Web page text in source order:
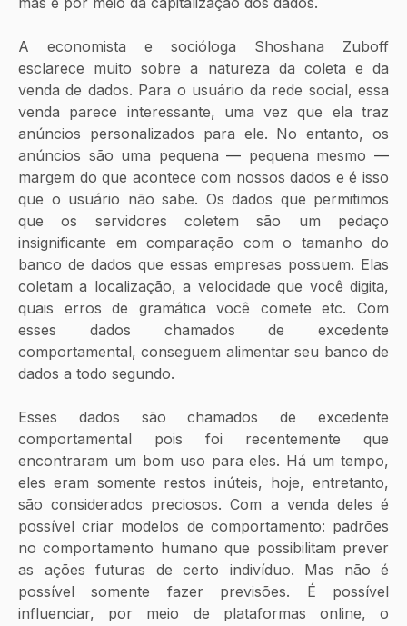
A economista e socióloga Shoshana Zuboff
esclarece muito sobre a natureza da coleta e da
venda de dados. Para o usuário da rede social, essa
venda parece interessante, uma vez que ela traz
anúncios personalizados para ele. No entanto, os
anúncios são uma pequena — pequena mesmo —
margem do que acontece com nossos dados e é isso
que o usuário não sabe. Os dados que permitimos
que os servidores coletem são um pedaço
insignificante em comparação com o tamanho do
banco de dados que essas empresas possuem. Elas
coletam a localização, a velocidade que você digita,
quais erros de gramática você comete etc. Com
esses dados chamados de excedente
comportamental, conseguem alimentar seu banco de
dados a todo segundo.
Esses dados são chamados de excedente
comportamental pois foi recentemente que
encontraram um bom uso para eles. Há um tempo,
eles eram somente restos inúteis, hoje, entretanto,
são considerados preciosos. Com a venda deles é
possível criar modelos de comportamento: padrões
no comportamento humano que possibilitam prever
as ações futuras de certo indivíduo. Mas não é
possível somente fazer previsões. É possível
influenciar, por meio de plataformas online, o